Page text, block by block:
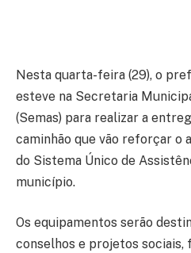
Nesta quarta-feira (29), o
esteve na Secretaria
(Semas) para realizar a
caminhão que vão reforçar o
do Sistema Único de
município.
Os equipamentos serão
conselhos e projetos